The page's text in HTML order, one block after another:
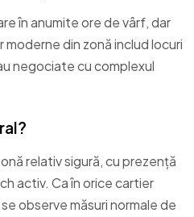
în anumite ore de vârf, dar
din zonă includ locuri
negociate cu complexul
relativ sigură, cu prezenţă
activ. Ca în orice cartier
observe măsuri normale de